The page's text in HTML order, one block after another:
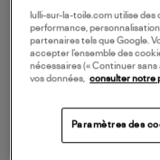
lulli-sur-la-toile.com utilise
performance,
partenaires tels que Google.
accepter l’ensemble des
nécessaires (« Continuer sans
vos données, consulter notre
Paramètres des